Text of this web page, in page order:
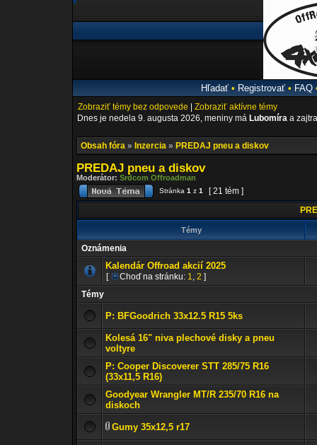
Hľadať• Registrovať• FAQ
Zobraziť témy bez odpovede
Zobraziť aktívne témy
Dnes je nedela 9. augusta 2026, meniny má Lubomíra a
Obsah fóra » Inzercia » PREDAJ pneu a diskov
PREDAJ pneu a diskov
Moderátor: Srdcom Offroadman
Stránka 1 z 1
[ 21 tém ]
Témy
Oznámenia
Kalendár Offroad akcií 2025
[ Choď na stránku: 1, 2 ]
Témy
P: BFGoodrich 33x12.5 R15 5ks
Kolesá 16" niva plechové disky a pneu
voltyre
P: Cooper Discoverer STT 285/75 R16
(33x11,5 R16)
Goodyear Wrangler MT/R 235/70 R16 na
diskoch
Gumy 35x12,5 r17